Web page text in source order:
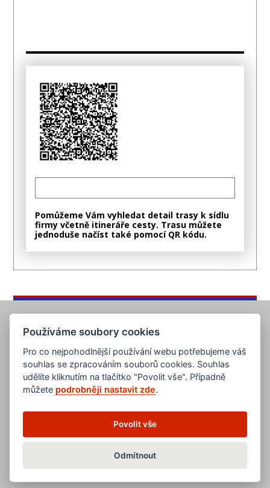
Pomůžeme Vám vyhledat detail trasy k sídlu
firmy včetně itineráře cesty. Trasu můžete
jednoduše načíst také pomocí QR kódu.
www.evropska-databanka.cz
www.edb.eu
www.poptavka.net
www.nabidka.net
www.14000.cz
Používáme soubory cookies
Pro co nejpohodlnější používání webu potřebujeme váš
souhlas se zpracováním souborů cookies. Souhlas
udělíte kliknutím na tlačítko "Povolit vše". Případně
můžete podrobněji nastavit zde.
Povolit vše
Odmítnout